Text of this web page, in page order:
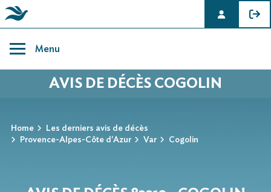
content
Menu
AVIS DE DÉCÈS COGOLIN
Home
Les derniers avis de décès
Provence-Alpes-Côte d'Azur
Var Cogolin